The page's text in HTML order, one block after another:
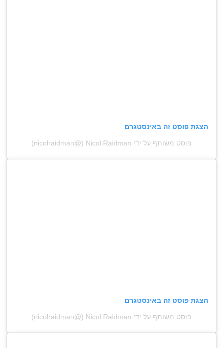
הצגת פוסט זה באינסטגרם
פוסט משותף על ידי ‏‎Nicol Raidman‎‏ (@‏‎nicolraidman‎‏)
הצגת פוסט זה באינסטגרם
פוסט משותף על ידי ‏‎Nicol Raidman‎‏ (@‏‎nicolraidman‎‏)